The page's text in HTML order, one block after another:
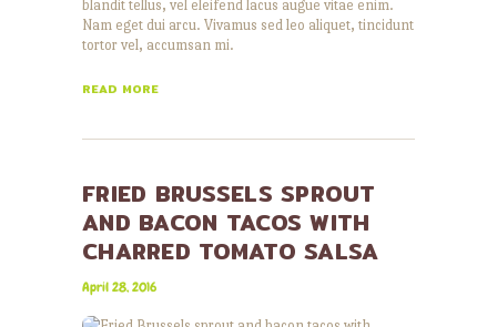
blandit tellus, vel eleifend lacus augue vitae enim.
Nam eget dui arcu. Vivamus sed leo aliquet, tincidunt
tortor vel, accumsan mi.
READ MORE
FRIED BRUSSELS SPROUT
AND BACON TACOS WITH
CHARRED TOMATO SALSA
April 28, 2016